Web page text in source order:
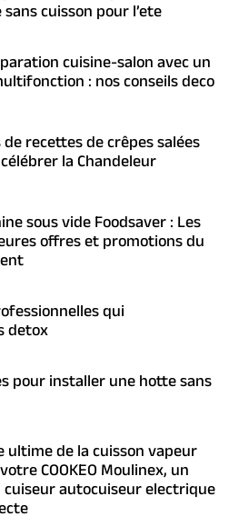
cuisson pour l’ete
cuisine-salon avec un
: nos conseils deco
de recettes de crêpes salées
la Chandeleur
sous vide Foodsaver : Les
offres et promotions du
qui
detox
pour installer une hotte sans
ultime de la cuisson vapeur
COOKEO Moulinex, un
autocuiseur electrique